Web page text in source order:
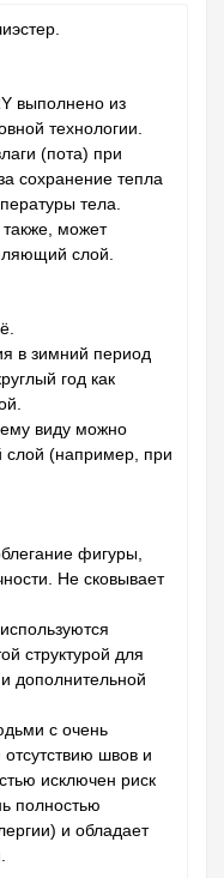
выполнено из
технологии.
(пота) при
сохранение тепла
тела.
может
слой.
в зимний период
год как
виду можно
слой (например, при
фигуры,
Не сковывает
структурой для
дополнительной
с очень
отсутствию швов и
исключен риск
полностью
и обладает